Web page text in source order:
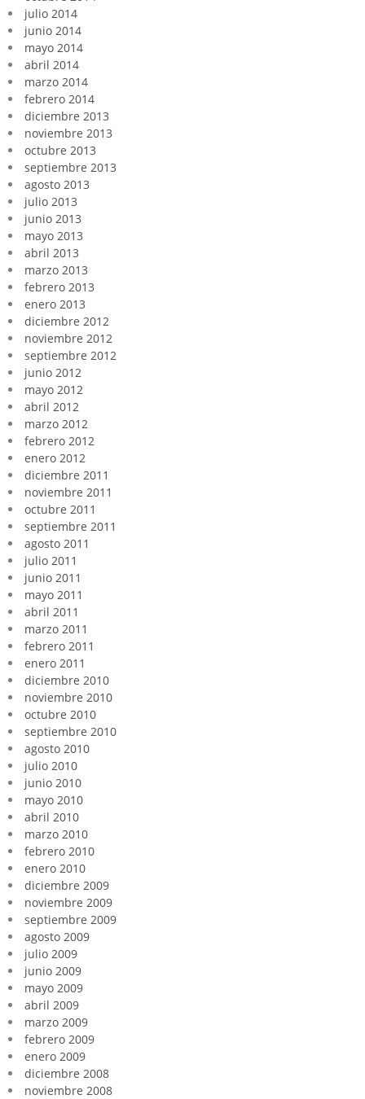
julio 2014
junio 2014
mayo 2014
abril 2014
marzo 2014
febrero 2014
diciembre 2013
noviembre 2013
octubre 2013
septiembre 2013
agosto 2013
julio 2013
junio 2013
mayo 2013
abril 2013
marzo 2013
febrero 2013
enero 2013
diciembre 2012
noviembre 2012
septiembre 2012
junio 2012
mayo 2012
abril 2012
marzo 2012
febrero 2012
enero 2012
diciembre 2011
noviembre 2011
octubre 2011
septiembre 2011
agosto 2011
julio 2011
junio 2011
mayo 2011
abril 2011
marzo 2011
febrero 2011
enero 2011
diciembre 2010
noviembre 2010
octubre 2010
septiembre 2010
agosto 2010
julio 2010
junio 2010
mayo 2010
abril 2010
marzo 2010
febrero 2010
enero 2010
diciembre 2009
noviembre 2009
septiembre 2009
agosto 2009
julio 2009
junio 2009
mayo 2009
abril 2009
marzo 2009
febrero 2009
enero 2009
diciembre 2008
noviembre 2008